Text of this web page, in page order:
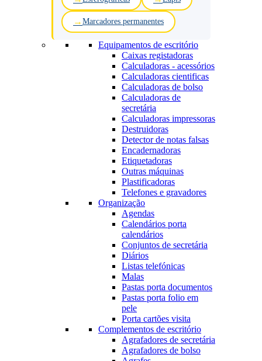
Marcadores permanentes
Equipamentos de escritório
Caixas registadoras
Calculadoras - acessórios
Calculadoras cientificas
Calculadoras de bolso
Calculadoras de
secretária
Calculadoras impressoras
Destruidoras
Detector de notas falsas
Encadernadoras
Etiquetadoras
Outras máquinas
Plastificadoras
Telefones e gravadores
Organização
Agendas
Calendários porta
calendários
Conjuntos de secretária
Diários
Listas telefónicas
Malas
Pastas porta documentos
Pastas porta folio em
pele
Porta cartões visita
Complementos de escritório
Agrafadores de secretária
Agrafadores de bolso